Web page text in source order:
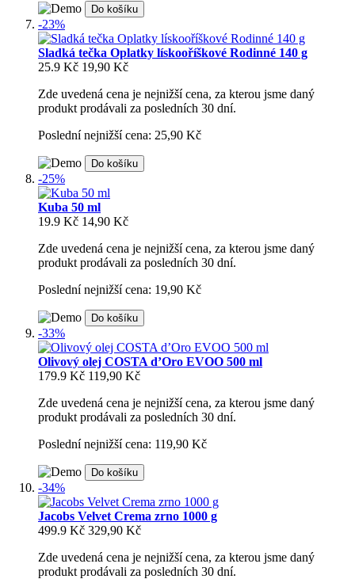
Do košíku
-23%
Sladká tečka Oplatky lískooříškové Rodinné 140 g
25.9 Kč 19,90 Kč
Zde uvedená cena je nejnižší cena, za kterou jsme daný
produkt prodávali za posledních 30 dní.
Poslední nejnižší cena: 25,90 Kč
Do košíku
-25%
Kuba 50 ml
19.9 Kč 14,90 Kč
Zde uvedená cena je nejnižší cena, za kterou jsme daný
produkt prodávali za posledních 30 dní.
Poslední nejnižší cena: 19,90 Kč
Do košíku
-33%
Olivový olej COSTA d’Oro EVOO 500 ml
179.9 Kč 119,90 Kč
Zde uvedená cena je nejnižší cena, za kterou jsme daný
produkt prodávali za posledních 30 dní.
Poslední nejnižší cena: 119,90 Kč
Do košíku
-34%
Jacobs Velvet Crema zrno 1000 g
499.9 Kč 329,90 Kč
Zde uvedená cena je nejnižší cena, za kterou jsme daný
produkt prodávali za posledních 30 dní.